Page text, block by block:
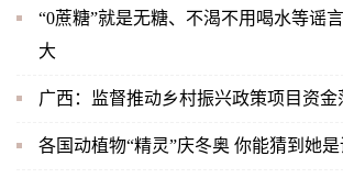
“0蔗糖”就是无糖、不渴不用喝水等谣
大
广西：监督推动乡村振兴政策项目资金
各国动植物“精灵”庆冬奥 你能猜到她是